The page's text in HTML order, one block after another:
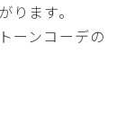
ます。
ーンコーデの